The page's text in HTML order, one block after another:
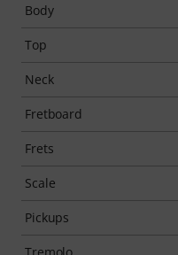
Body
Top
Neck
Fretboard
Frets
Scale
Pickups
Tremolo